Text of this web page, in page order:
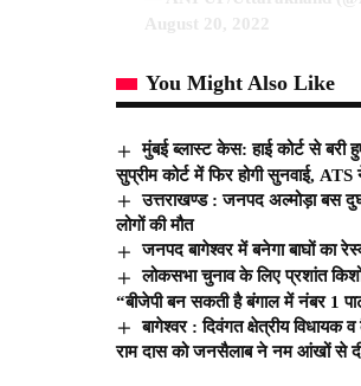
August 20, 2022
You Might Also Like
मुंबई ब्लास्ट केस: हाई कोर्ट से बरी
सुप्रीम कोर्ट में फिर होगी सुनवाई, ATS
उत्तराखण्ड : जनपद अल्मोड़ा बस
लोगों की मौत
जनपद बागेश्वर में बनेगा बाघों का
लोकसभा चुनाव के लिए प्रशांत
“बीजेपी बन सकती है बंगाल में नंबर 1
बागेश्वर : दिवंगत क्षेत्रीय विधायक
राम दास को जनसैलाब ने नम आंखों से दी